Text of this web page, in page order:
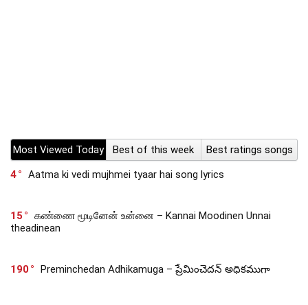
Most Viewed Today Best of this week
Best ratings songs
4
Aatma ki vedi mujhmei tyaar hai song lyrics
15
கண்ணை மூடினேன் உன்னை – Kannai Moodinen Unnai
theadinean
190 Preminchedan Adhikamuga – ప్రేమించెదన్ అధికముగా